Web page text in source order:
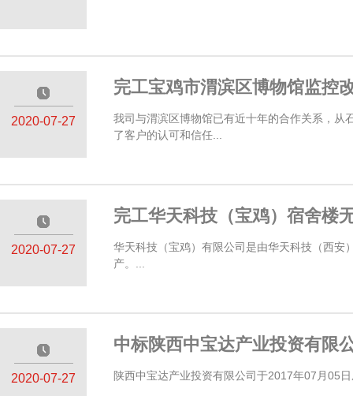
—————
2020-07-27
完工宝鸡市渭滨区博物馆监控
我司与渭滨区博物馆已有近十年的合作关系，从
了客户的认可和信任...
—————
2020-07-27
完工华天科技（宝鸡）宿舍楼
华天科技（宝鸡）有限公司是由华天科技（西
产。...
—————
2020-07-27
中标陕西中宝达产业投资有限
陕西中宝达产业投资有限公司于2017年07月05